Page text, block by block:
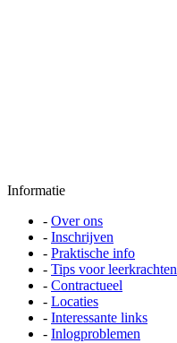
Informatie
- Over ons
- Inschrijven
- Praktische info
- Tips voor leerkrachten
- Contractueel
- Locaties
- Interessante links
- Inlogproblemen